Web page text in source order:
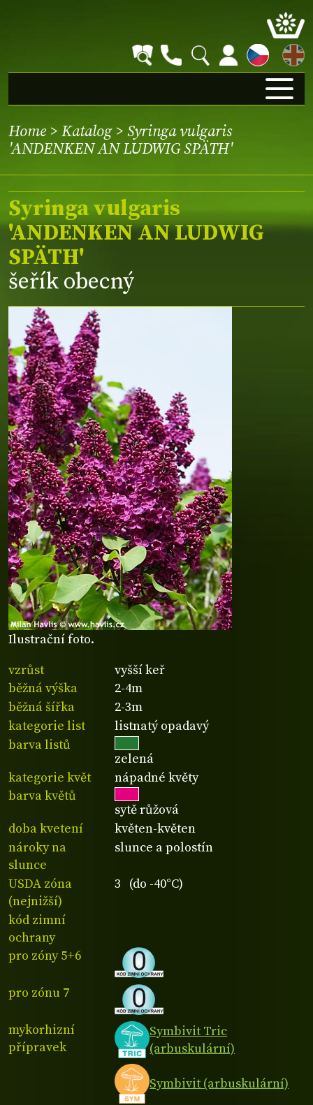
EN
Home > Katalog> Syringa vulgaris
'ANDENKEN AN LUDWIG SPÄTH'
Ilustrační foto.
Syringa vulgaris
'ANDENKEN AN LUDWIG
SPÄTH'
šeřík obecný
vzrůst
vyšší keř
běžná výška
2-4m
běžná šířka
2-3m
kategorie list
listnatý opadavý
barva listů
zelená
kategorie květ
nápadné květy
barva květů
sytě růžová
doba kvetení
květen-květen
nároky na
slunce
slunce a polostín
USDA zóna
(nejnižší)
3 (do -40°C)
kód zimní
ochrany
pro zóny 5+6
pro zónu 7
mykorhizní
přípravek
Symbivit Tric
(arbuskulární)
Symbivit (arbuskulární)